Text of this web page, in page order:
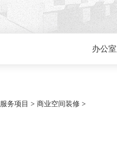
办公
服务项目 > 商业空间装修 >